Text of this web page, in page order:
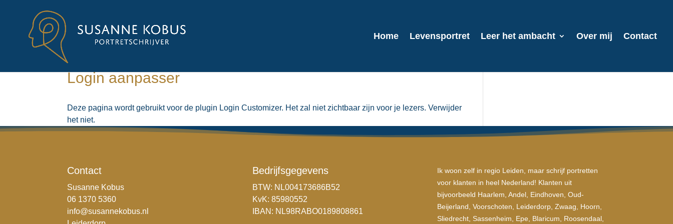
Home Levensportret Leer het ambacht Over mij Contact
Login aanpasser
Deze pagina wordt gebruikt voor de plugin Login Customizer. Het zal niet zichtbaar zijn voor je lezers. Verwijder
het niet.
Contact
Susanne Kobus
06 1370 5360
info@susannekobus.nl
Bedrijfsgegevens
BTW: NL004173686B52
KvK: 85980552
IBAN: NL98RABO0189808861
Ik woon zelf in regio Leiden, maar schrijf portretten
voor klanten in heel Nederland! Klanten uit
bijvoorbeeld Haarlem, Andel, Eindhoven, Oud-
Beijerland, Voorschoten, Leiderdorp, Zwaag, Hoorn,
Sliedrecht, Sassenheim, Epe, Blaricum, Roosendaal,